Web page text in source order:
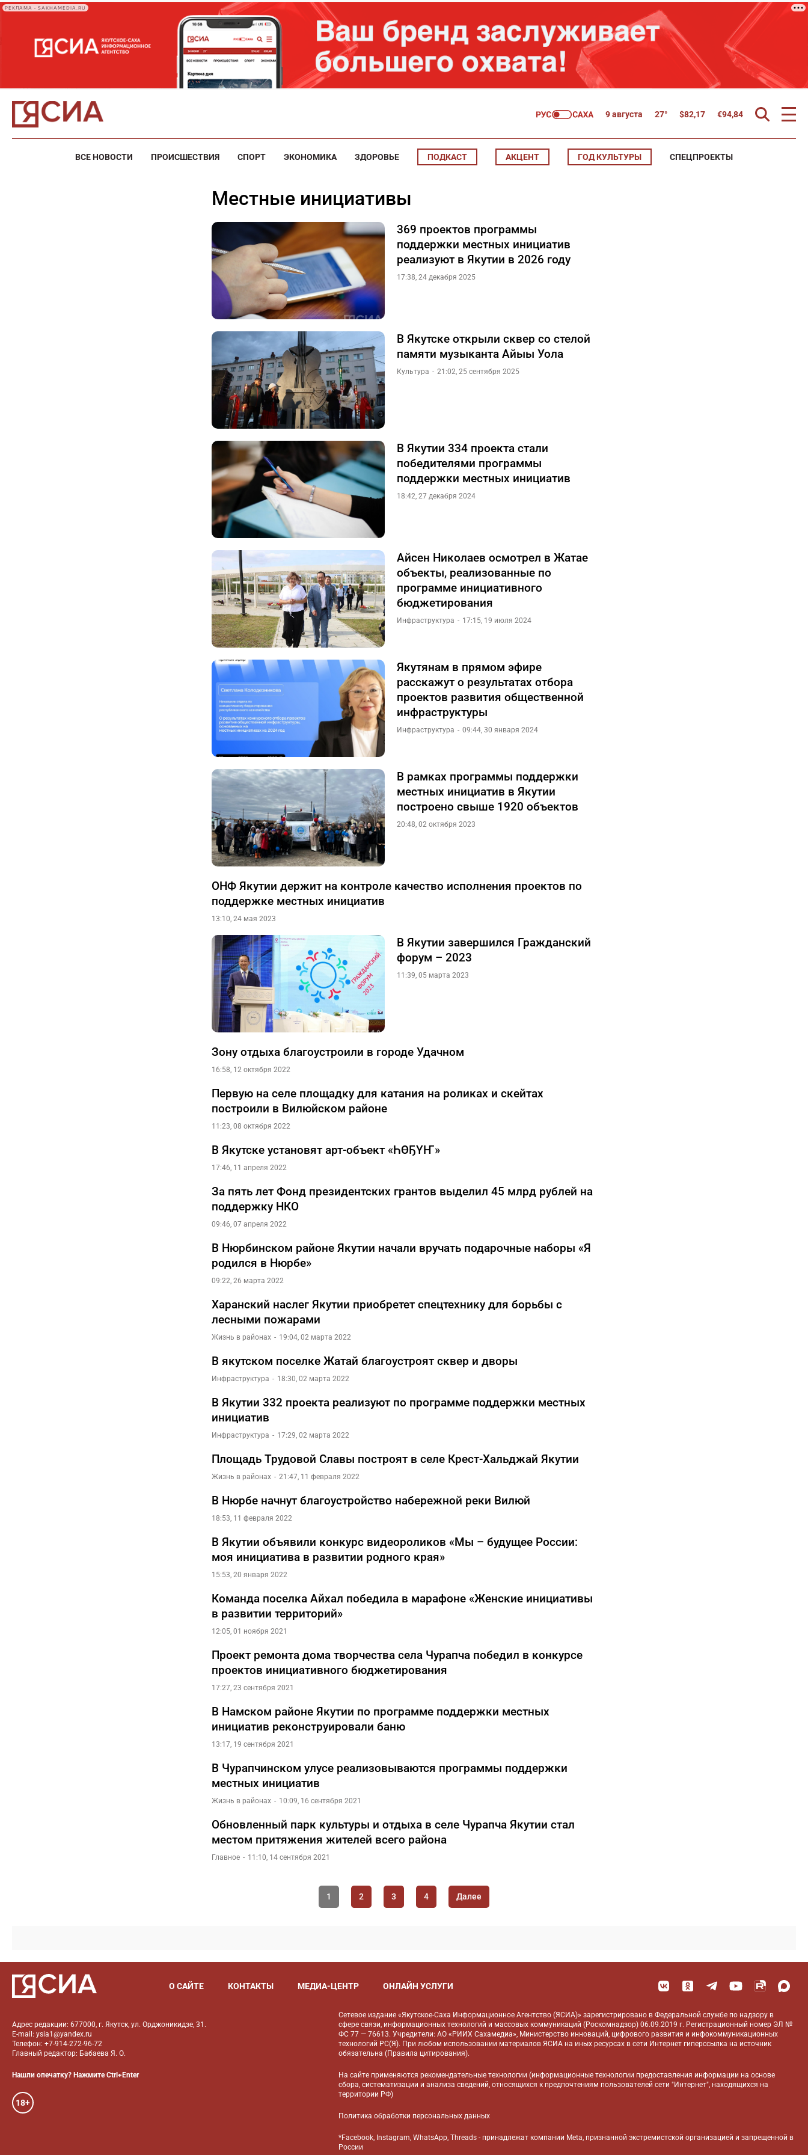
РЕКЛАМА • SAKHAMEDIA.RU
9 августа 27° $82,17 €94,84
ВСЕ НОВОСТИ ПРОИСШЕСТВИЯ СПОРТ ЭКОНОМИКА ЗДОРОВЬЕ ПОДКАСТ АКЦЕНТ ГОД КУЛЬТУРЫ СПЕЦПРОЕКТЫ
местные инициативы
369 проектов программы
поддержки местных инициатив
реализуют в Якутии в 2026 году
17:38, 24 декабря 2025
В Якутске открыли сквер со стелой
памяти музыканта Айыы Уола
Культура 21:02, 25 сентября 2025
В Якутии 334 проекта стали
победителями программы
поддержки местных инициатив
18:42, 27 декабря 2024
Айсен Николаев осмотрел в Жатае
объекты, реализованные по
программе инициативного
бюджетирования
Инфраструктура 17:15, 19 июля 2024
Якутянам в прямом эфире
расскажут о результатах отбора
проектов развития общественной
инфраструктуры
Инфраструктура 09:44, 30 января 2024
В рамках программы поддержки
местных инициатив в Якутии
построено свыше 1920 объектов
20:48, 02 октября 2023
ОНФ Якутии держит на контроле качество исполнения проектов по
поддержке местных инициатив
13:10, 24 мая 2023
В Якутии завершился Гражданский
форум – 2023
11:39, 05 марта 2023
Зону отдыха благоустроили в городе Удачном
16:58, 12 октября 2022
Первую на селе площадку для катания на роликах и скейтах
построили в Вилюйском районе
11:23, 08 октября 2022
В Якутске установят арт-объект «ҺӨҔҮҤ»
17:46, 11 апреля 2022
За пять лет Фонд президентских грантов выделил 45 млрд рублей на
поддержку НКО
09:46, 07 апреля 2022
В Нюрбинском районе Якутии начали вручать подарочные наборы «Я
родился в Нюрбе»
09:22, 26 марта 2022
Харанский наслег Якутии приобретет спецтехнику для борьбы с
лесными пожарами
Жизнь в районах 19:04, 02 марта 2022
В якутском поселке Жатай благоустроят сквер и дворы
Инфраструктура 18:30, 02 марта 2022
В Якутии 332 проекта реализуют по программе поддержки местных
инициатив
Инфраструктура 17:29, 02 марта 2022
Площадь Трудовой Славы построят в селе Крест-Хальджай Якутии
Жизнь в районах 21:47, 11 февраля 2022
В Нюрбе начнут благоустройство набережной реки Вилюй
18:53, 11 февраля 2022
В Якутии объявили конкурс видеороликов «Мы – будущее России:
моя инициатива в развитии родного края»
15:53, 20 января 2022
Команда поселка Айхал победила в марафоне «Женские инициативы
в развитии территорий»
12:05, 01 ноября 2021
Проект ремонта дома творчества села Чурапча победил в конкурсе
проектов инициативного бюджетирования
17:27, 23 сентября 2021
В Намском районе Якутии по программе поддержки местных
инициатив реконструировали баню
13:17, 19 сентября 2021
В Чурапчинском улусе реализовываются программы поддержки
местных инициатив
Жизнь в районах 10:09, 16 сентября 2021
Обновленный парк культуры и отдыха в селе Чурапча Якутии стал
местом притяжения жителей всего района
Главное 11:10, 14 сентября 2021
1 2 3 4 Далее
О САЙТЕ КОНТАКТЫ МЕДИА-ЦЕНТР ОНЛАЙН УСЛУГИ
Адрес редакции: 677000, г. Якутск, ул. Орджоникидзе, 31.
E-mail: ysia1@yandex.ru
Телефон: +7-914-272-96-72
Главный редактор: Бабаева Я. О.
Нашли опечатку? Нажмите Ctrl+Enter
18+
Сетевое издание «Якутское-Саха Информационное Агентство (ЯСИА)» зарегистрировано в Федеральной службе по надзору в
сфере связи, информационных технологий и массовых коммуникаций (Роскомнадзор) 06.09.2019 г. Регистрационный номер ЭЛ №
ФС 77 — 76613. Учредители: АО «РИИХ Сахамедиа», Министерство инноваций, цифрового развития и инфокоммуникационных
технологий РС(Я). При любом использовании материалов ЯСИА на иных ресурсах в сети Интернет гиперссылка на источник
обязательна (Правила цитирования).
На сайте применяютсярекомендательные технологии (информационные технологии предоставления информации на основе
сбора, систематизации и анализа сведений, относящихся к предпочтениям пользователей сети "Интернет", находящихся на
территории РФ)
Политика обработки персональных данных
*Facebook, Instagram, WhatsApp, Threads - принадлежат компании Meta, признанной экстремистской организацией и запрещенной в
России